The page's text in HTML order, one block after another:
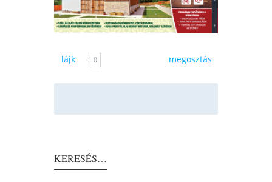
lájk 0 megosztás
KERESÉS…